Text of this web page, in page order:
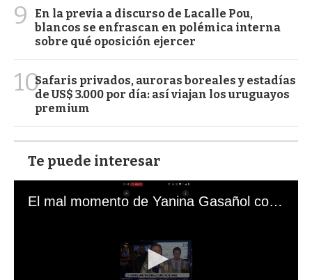
9
En la previa a discurso de Lacalle Pou,
blancos se enfrascan en polémica interna
sobre qué oposición ejercer
10Safaris privados, auroras boreales y estadías
de US$ 3.000 por día: así viajan los uruguayos
premium
Te puede interesar
El mal momento de Yanina Gasañol con un hincha argentino en "Subrayado"